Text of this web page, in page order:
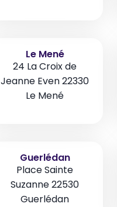
Le Mené
24 La Croix de
Jeanne Even 22330
Le Mené
Guerlédan
Place Sainte
Suzanne 22530
Guerlédan